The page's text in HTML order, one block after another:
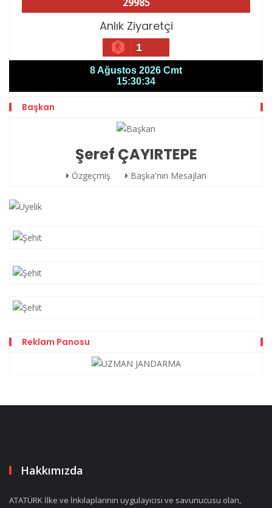
Anlık Ziyaretçi
1
Başkan
Şeref ÇAYIRTEPE
Özgeçmiş Başka'nın Mesajları
Reklam Panosu
Hakkımızda
ATATÜRK İlke ve İnkılaplarının uygulayıcısı ve savunucusu olan,